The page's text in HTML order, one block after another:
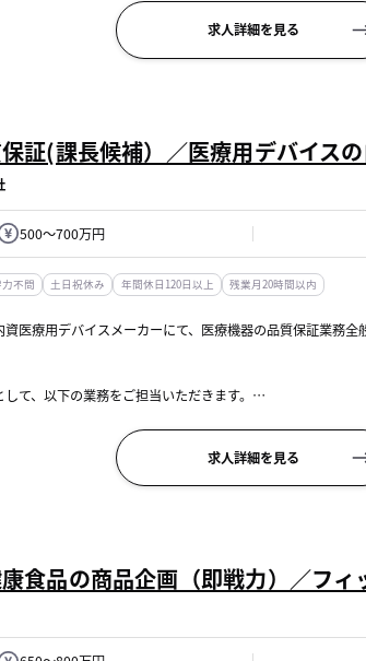
の再構築、維持管理、最適化
備、運用定着の推進
求人詳細を見る
証(課長候補）／医療用デバイス
500～700万円
不問 土日祝休み 年間休日120日以上 残業月20時間以内
医療用デバイスメーカーにて、医療機器の品質保証業務全
て、以下の業務をご担当いただきます。
い合わせ・クレーム対応
求人詳細を見る
食品の商品企画（即戦力）／フ